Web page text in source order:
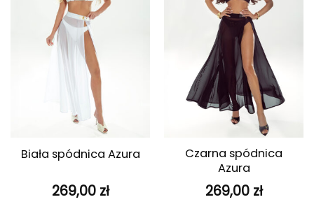
Biała spódnica Azura
269,00 zł
Czarna spódnica
Azura
269,00 zł